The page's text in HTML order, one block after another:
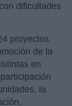
dificultades
proyectos
de la
en
la